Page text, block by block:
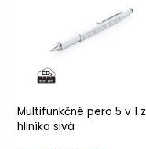
Multifunkčné pero 5 v 1 z
hliníka sivá